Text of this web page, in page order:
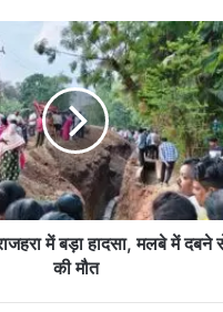
में बड़ा हादसा, मलबे में दबने
की मौत